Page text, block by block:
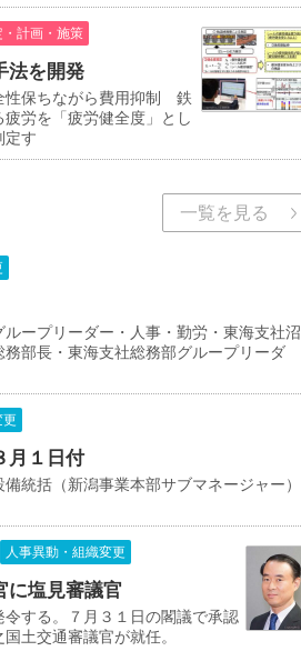
・計画・施策
を開発
性保ちながら費用抑制 鉄
労を「疲労健全度」とし
定す
一覧を見る
ープリーダー・人事・勤労・東海支社沼
部長・東海支社総務部グループリーダ
更
月１日付
統括（新潟事業本部サブマネージャー）
人事異動・組織変更
塩見審議官
する。７月３１日の閣議で承認
土交通審議官が就任。